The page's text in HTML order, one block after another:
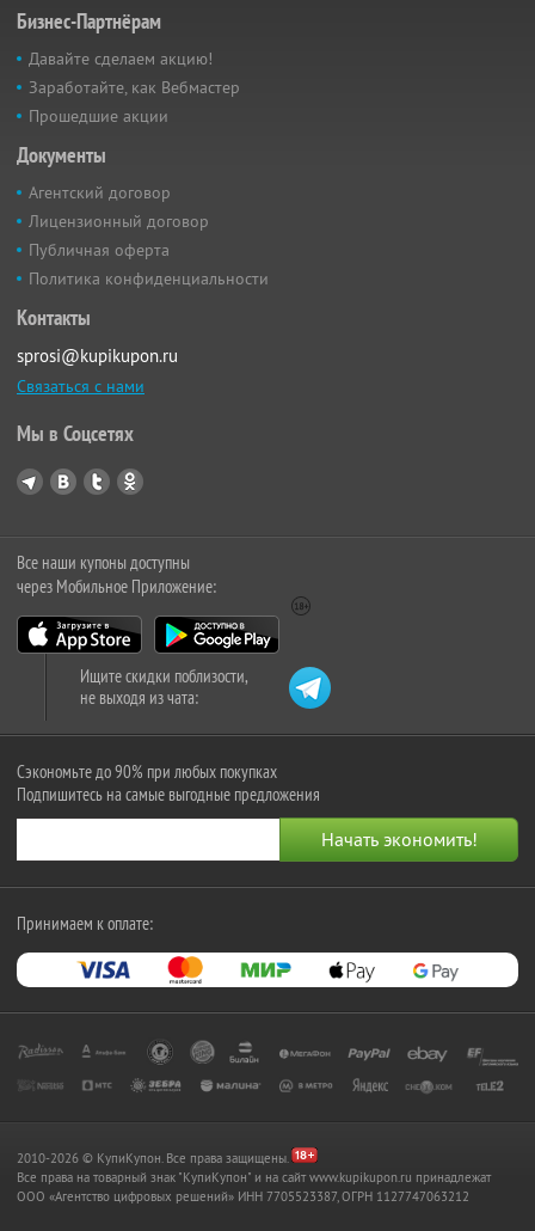
Бизнес-Партнёрам
Давайте сделаем акцию!
Заработайте, как Вебмастер
Прошедшие акции
Документы
Агентский договор
Лицензионный договор
Публичная оферта
Политика конфиденциальности
Контакты
sprosi@kupikupon.ru
Связаться с нами
Мы в Соцсетях
Все наши купоны доступны
через Мобильное Приложение:
Ищите скидки поблизости,
не выходя из чата:
Сэкономьте до 90% при любых покупках
Подпишитесь на самые выгодные предложения
Принимаем к оплате:
2010-2026 © КупиКупон. Все права защищены.
Все права на товарный знак "КупиКупон" и на сайт www.kupikupon.ru принадлежат
OOO «Агентство цифровых решений» ИНН 7705523387, ОГРН 1127747063212